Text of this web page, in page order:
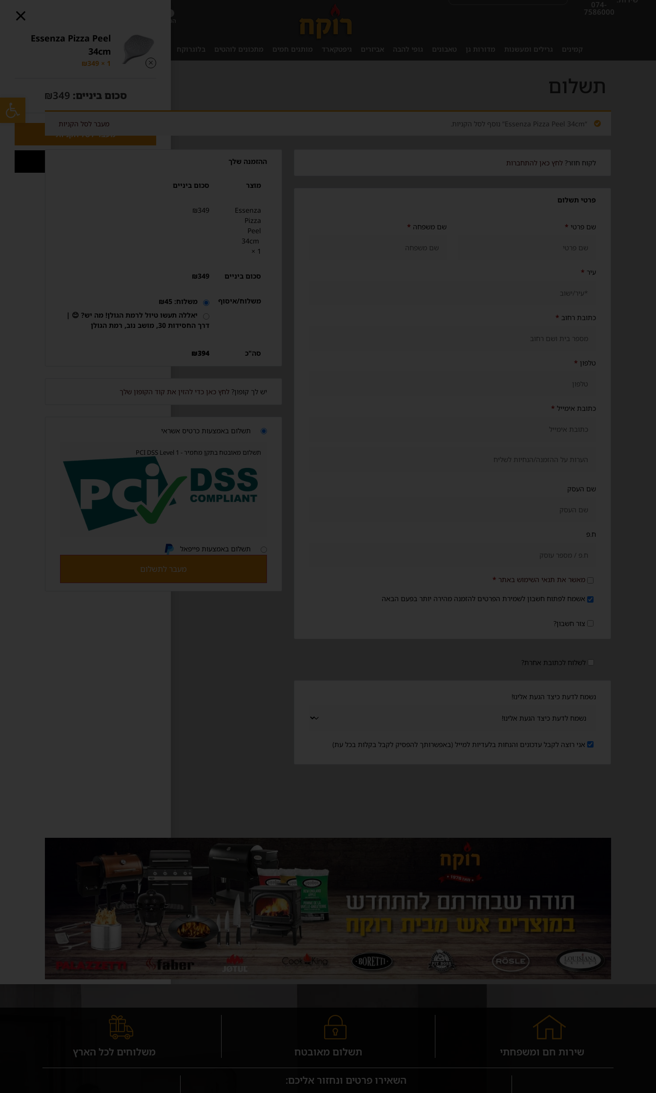
פתח
074-
7586000
Essenza Pizza Peel
34cm
1 ×
₪349
סכום ביניים: ₪349
מעבר לסל הקניות
הסל שלי התחברות
קמינים גרילים ומעשנות מדורות גן טאבונים גופי להבה אביזרים גיפטקארד מותגים חמים מתכונים לוהטים בלוגרוקח צור קשר בוט סיוע
תשלום
“Essenza Pizza Peel 34cm” נוסף לסל הקניות. מעבר לסל הקניות
לקוח חוזר? לחץ כאן להתחברות
פרטי תשלום
שם פרטי * שם משפחה *
עיר *
כתובת רחוב *
טלפון *
כתובת אימייל *
שם העסק
ח.פ
מאשר את תנאי השימוש באתר *
אשמח לפתוח חשבון לשמירת הפרטים להזמנה מהירה יותר בפעם הבאה
צור חשבון?
לשלוח לכתובת אחרת?
נשמח לדעת כיצד הגעת אלינו!
אני רוצה לקבל עדכונים והנחות בלעדיות למייל (באפשרותך להפסיק לקבל בקלות בכל עת)
ההזמנה שלך
מוצר סכום ביניים
Essenza
Pizza
Peel
34cm
× 1
₪349
סכום ביניים ₪349
משלוח/איסוף משלוח: ₪45
יאללה תעשו טיול לרמת הגולן! מה יש? 😊 |
דרך החסידות 30, מושב נוב, רמת הגולן
סה"כ ₪394
יש לך קופון? לחץ כאן כדי להזין את קוד הקופון שלך
תשלום באמצעות כרטיס אשראי
תשלום מאובטח בתקן מחמיר - PCI DSS Level 1
תשלום באמצעות פייפאל
מעבר לתשלום
שירות חם ומשפחתי תשלום מאובטח משלוחים לכל הארץ
השאירו פרטים ונחזור אליכם: